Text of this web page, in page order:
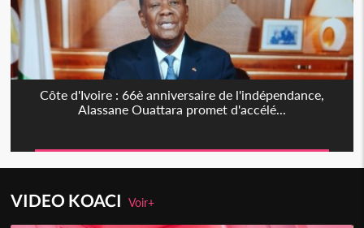
Côte d'Ivoire : 66è anniversaire de l'indépendance,
Alassane Ouattara promet d'accélé...
VIDEO KOACIVoir+